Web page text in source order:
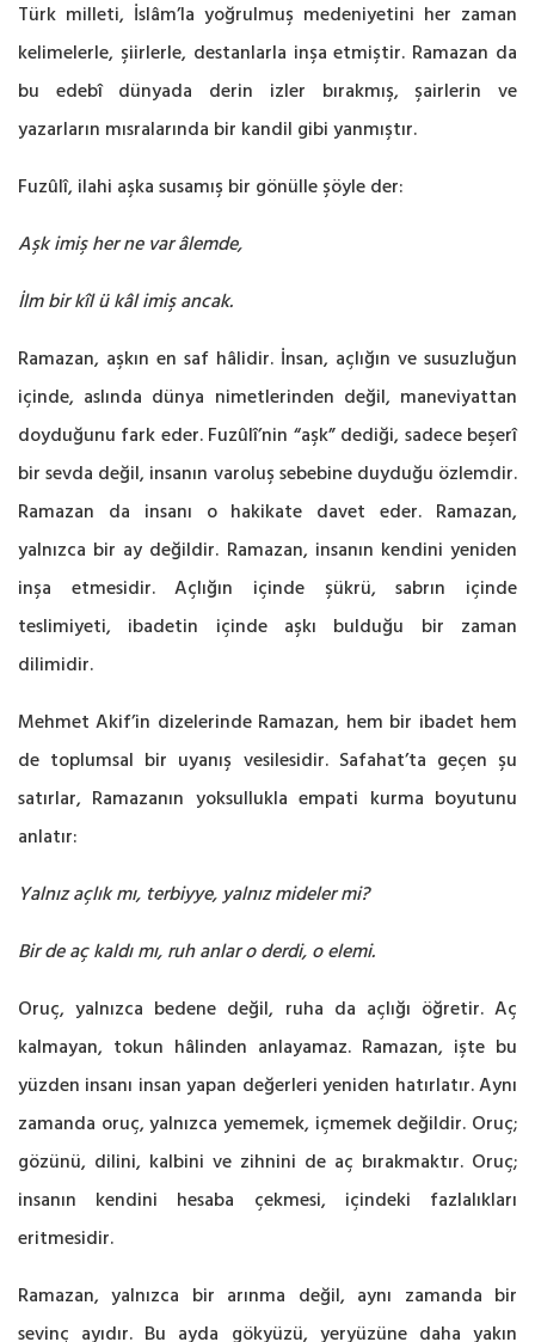
Türk milleti, İslâm’la yoğrulmuş medeniyetini her zaman
kelimelerle, şiirlerle, destanlarla inşa etmiştir. Ramazan da
bu edebî dünyada derin izler bırakmış, şairlerin ve
yazarların mısralarında bir kandil gibi yanmıştır.
Fuzûlî, ilahi aşka susamış bir gönülle şöyle der:
Aşk imiş her ne var âlemde,
İlm bir kîl ü kâl imiş ancak.
Ramazan, aşkın en saf hâlidir. İnsan, açlığın ve susuzluğun
içinde, aslında dünya nimetlerinden değil, maneviyattan
doyduğunu fark eder. Fuzûlî’nin “aşk” dediği, sadece beşerî
bir sevda değil, insanın varoluş sebebine duyduğu özlemdir.
Ramazan da insanı o hakikate davet eder. Ramazan,
yalnızca bir ay değildir. Ramazan, insanın kendini yeniden
inşa etmesidir. Açlığın içinde şükrü, sabrın içinde
teslimiyeti, ibadetin içinde aşkı bulduğu bir zaman
dilimidir.
Mehmet Akif’in dizelerinde Ramazan, hem bir ibadet hem
de toplumsal bir uyanış vesilesidir. Safahat’ta geçen şu
satırlar, Ramazanın yoksullukla empati kurma boyutunu
anlatır:
Yalnız açlık mı, terbiyye, yalnız mideler mi?
Bir de aç kaldı mı, ruh anlar o derdi, o elemi.
Oruç, yalnızca bedene değil, ruha da açlığı öğretir. Aç
kalmayan, tokun hâlinden anlayamaz. Ramazan, işte bu
yüzden insanı insan yapan değerleri yeniden hatırlatır. Aynı
zamanda oruç, yalnızca yememek, içmemek değildir. Oruç;
gözünü, dilini, kalbini ve zihnini de aç bırakmaktır. Oruç;
insanın kendini hesaba çekmesi, içindeki fazlalıkları
eritmesidir.
Ramazan, yalnızca bir arınma değil, aynı zamanda bir
sevinç ayıdır. Bu ayda gökyüzü, yeryüzüne daha yakın